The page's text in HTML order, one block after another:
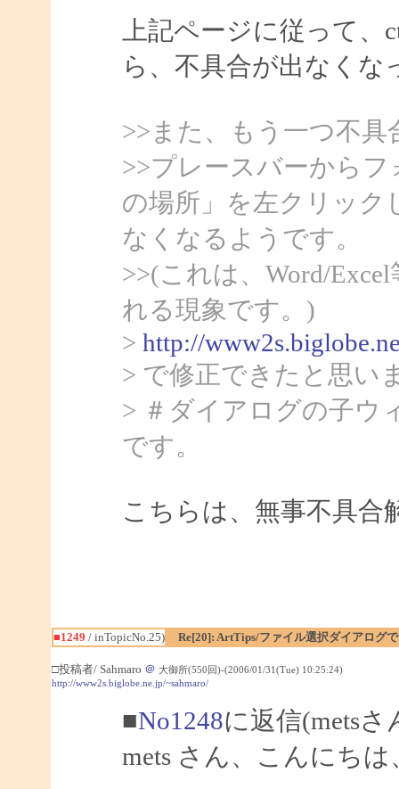
上記ページに従って
ら、不具合が出なくな
>>また、もう一つ不具
>>プレースバーから
の場所」を左クリック
なくなるようです。
>>(これは、Word/
れる現象です。)
> http://
> で修正できたと思い
> ＃ダイアログの子ウ
です。
こちらは、無事不具合
■1249 / inTopicNo.25) Re[20]: ArtTips/ファイル選択ダイアログ
□投稿者/ Sahmaro ＠ 大御所(550回)-(2006/01/31(Tue) 10:25:24)
http://www2s.biglobe.ne.jp/~sahmaro/
■No1248に返信(metsさ
mets さん、こんにちは